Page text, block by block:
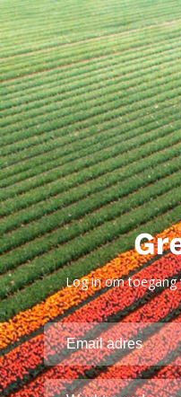
Log in om